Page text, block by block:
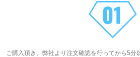
ご購入頂き、弊社より注文確認を行ってから5分